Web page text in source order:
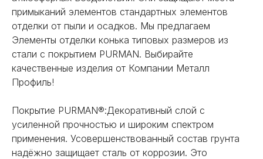
примыканий элементов стандартных элементов
отделки от пыли и осадков. Мы предлагаем
Элементы отделки конька типовых размеров из
стали с покрытием PURMAN. Выбирайте
качественные изделия от Компании Металл
Профиль!
Покрытие PURMAN®:Декоративный слой с
усиленной прочностью и широким спектром
применения. Усовершенствованный состав грунта
надёжно защищает сталь от коррозии. Это